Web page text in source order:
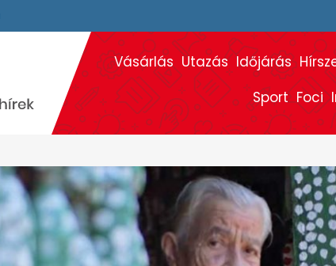
Vásárlás Utazás Időjárás
Sport Foci